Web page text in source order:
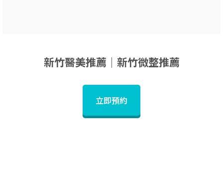
新竹醫美推薦｜新竹微整推薦
立即預約